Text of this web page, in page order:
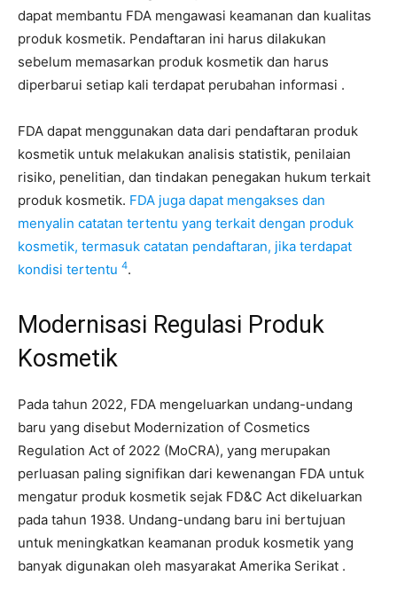
dapat membantu FDA mengawasi keamanan dan kualitas
produk kosmetik. Pendaftaran ini harus dilakukan
sebelum memasarkan produk kosmetik dan harus
diperbarui setiap kali terdapat perubahan informasi .
FDA dapat menggunakan data dari pendaftaran produk
kosmetik untuk melakukan analisis statistik, penilaian
risiko, penelitian, dan tindakan penegakan hukum terkait
produk kosmetik. FDA juga dapat mengakses dan
menyalin catatan tertentu yang terkait dengan produk
kosmetik, termasuk catatan pendaftaran, jika terdapat
kondisi tertentu 4.
Modernisasi Regulasi Produk
Kosmetik
Pada tahun 2022, FDA mengeluarkan undang-undang
baru yang disebut Modernization of Cosmetics
Regulation Act of 2022 (MoCRA), yang merupakan
perluasan paling signifikan dari kewenangan FDA untuk
mengatur produk kosmetik sejak FD&C Act dikeluarkan
pada tahun 1938. Undang-undang baru ini bertujuan
untuk meningkatkan keamanan produk kosmetik yang
banyak digunakan oleh masyarakat Amerika Serikat .